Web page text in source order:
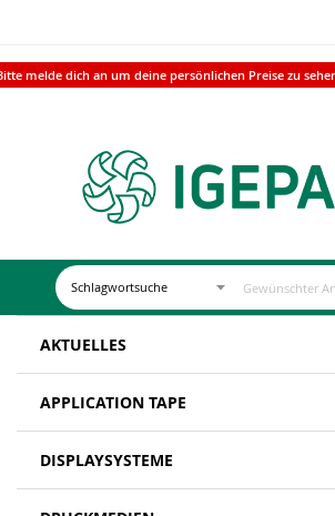
melde dich an um deine persönlichen Preise zu
AKTUELLES
APPLICATION TAPE
DISPLAYSYSTEME